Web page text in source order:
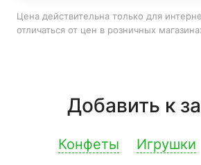
Цена действительна только для
отличаться от цен в розничных
Добавить к
Конфеты Игрушки